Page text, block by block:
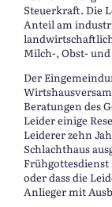
Steuerkraft. Die
Anteil am
Milch-, Obst-
Der
Beratungen des
Leider einige
Leiderer zehn
Schlachthaus
oder dass die
Anlieger mit